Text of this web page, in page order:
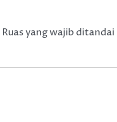
Ruas yang wajib ditandai